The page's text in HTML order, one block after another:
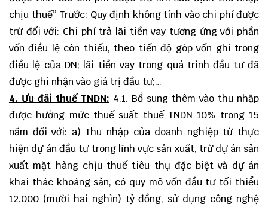
chịu thuế” Trước: Quy định không tính vào chi phí được
trừ đối với: Chi phí trả lãi tiền vay tương ứng với phần
vốn điều lệ còn thiếu, theo tiến độ góp vốn ghi trong
điều lệ của DN; lãi tiền vay trong quá trình đầu tư đã
được ghi nhận vào giá trị đầu tư;…
4. Ưu đãi thuế TNDN: 4.1. Bổ sung thêm vào thu nhập
được hưởng mức thuế suất thuế TNDN 10% trong 15
năm đối với: a) Thu nhập của doanh nghiệp từ thực
hiện dự án đầu tư trong lĩnh vực sản xuất, trừ dự án sản
xuất mặt hàng chịu thuế tiêu thụ đặc biệt và dự án
khai thác khoáng sản, có quy mô vốn đầu tư tối thiểu
12.000 (mười hai nghìn) tỷ đồng, sử dụng công nghệ